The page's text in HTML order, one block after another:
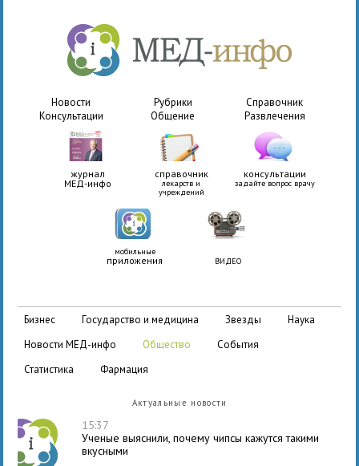
Новости Рубрики
Справочник
Консультации
Общение Развлечения
журнал
МЕД-инфо
справочник
лекарств и
учреждений
консультации
задайте вопрос врачу
мобильные
приложения ВИДЕО
бизнес государство и медицина звезды
наука
новости МЕД-инфо
общество
события
статистика
фармация
Актуальные новости
15:37
Ученые выяснили, почему чипсы кажутся такими
вкусными